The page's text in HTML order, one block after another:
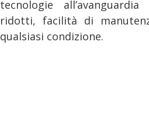
tecnologie
ridotti, facilità di
qualsiasi condizione.